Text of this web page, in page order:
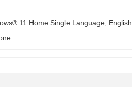
11 Home Single Language, English